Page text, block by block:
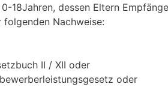
18Jahren, dessen Eltern
Nachweise:
II / XII oder
oder